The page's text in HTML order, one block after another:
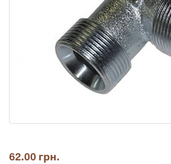
62.00 грн.